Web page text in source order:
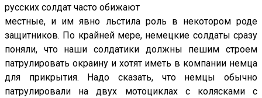
русских солдат часто обижают
местные, и им явно льстила роль в некотором роде
защитников. По крайней мере, немецкие солдаты сразу
поняли, что наши солдатики должны пешим строем
патрулировать окраину и хотят иметь в компании немца
для прикрытия. Надо сказать, что немцы обычно
патрулировали на двух мотоциклах с колясками с